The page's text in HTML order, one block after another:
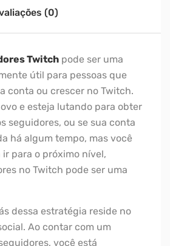
(0)
Twitch pode ser uma
útil para pessoas que
conta ou crescer no Twitch.
e esteja lutando para obter
seguidores, ou se sua conta
há algum tempo, mas você
para o próximo nível,
no Twitch pode ser uma
dessa estratégia reside no
Ao contar com um
você está